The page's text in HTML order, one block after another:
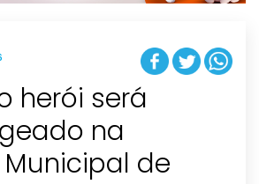
herói será
na
de